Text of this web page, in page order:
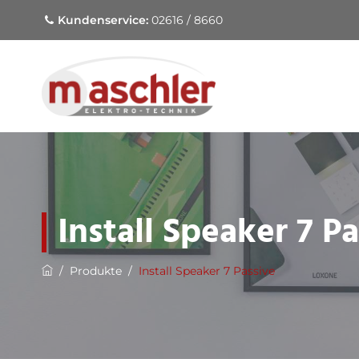
Kundenservice: 02616 / 8660
Install Speaker 7
/ Produkte / Install Speaker 7 Passive